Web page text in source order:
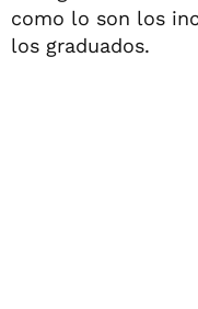
como lo son los
los graduados.